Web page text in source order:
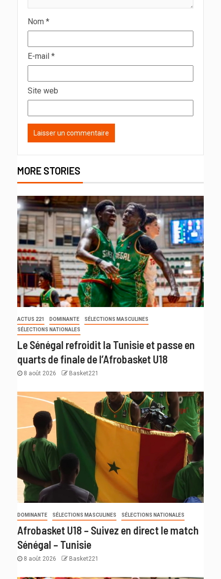
Nom *
E-mail *
Site web
MORE STORIES
ACTUS 221 DOMINANTE
SÉLECTIONS MASCULINES
SÉLECTIONS NATIONALES
Le Sénégal refroidit la Tunisie et passe en
quarts de finale de l’Afrobasket U18
8 août 2026 Basket221
DOMINANTE SÉLECTIONS MASCULINES SÉLECTIONS NATIONALES
Afrobasket U18 – Suivez en direct le match
Sénégal – Tunisie
8 août 2026 Basket221